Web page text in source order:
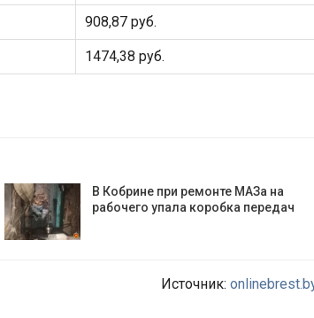
908,87 руб.
1474,38 руб.
В Кобрине при ремонте МАЗа на
рабочего упала коробка передач
Источник: